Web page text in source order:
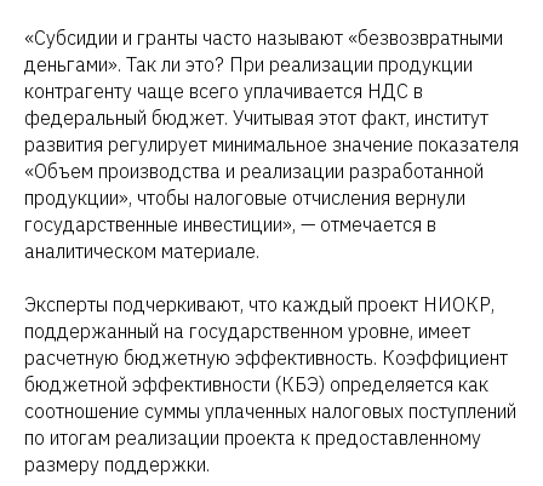
«Субсидии и гранты часто называют «безвозвратными
деньгами». Так ли это? При реализации продукции
контрагенту чаще всего уплачивается НДС в
федеральный бюджет. Учитывая этот факт, институт
развития регулирует минимальное значение показателя
«Объем производства и реализации разработанной
продукции», чтобы налоговые отчисления вернули
государственные инвестиции», — отмечается в
аналитическом материале.
Эксперты подчеркивают, что каждый проект НИОКР,
поддержанный на государственном уровне, имеет
расчетную бюджетную эффективность. Коэффициент
бюджетной эффективности (КБЭ) определяется как
соотношение суммы уплаченных налоговых поступлений
по итогам реализации проекта к предоставленному
размеру поддержки.